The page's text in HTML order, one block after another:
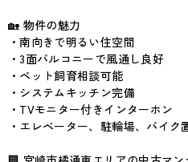
🏡 物件の魅力
・南向きで明るい住空間
・3面バルコニーで風通し良好
・ペット飼育相談可能
・システムキッチン完備
・TVモニター付きインターホン
・エレベーター、駐輪場、バイク